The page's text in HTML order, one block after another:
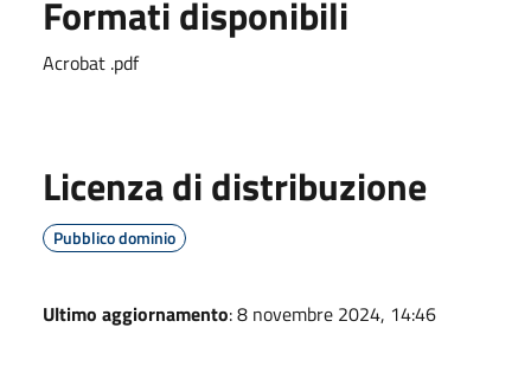
Formati disponibili
Acrobat .pdf
Licenza di distribuzione
Pubblico dominio
Ultimo aggiornamento: 8 novembre 2024, 14:46